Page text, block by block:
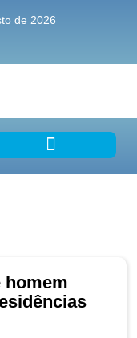
de 2026
homem